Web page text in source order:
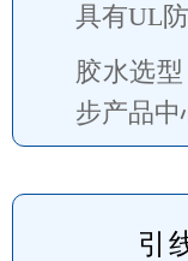
具有UL
胶水选
步产品中
引